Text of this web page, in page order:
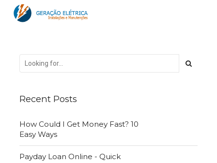
Recent Posts
How Could I Get Money Fast? 10
Easy Ways
Payday Loan Online - Quick